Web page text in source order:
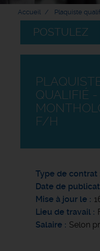
Accueil Plaquiste
POSTULEZ
QUALIFIÉ -
F/H
Type de contrat
Date de
Mise à jour le
Lieu de travail
Salaire
Selon